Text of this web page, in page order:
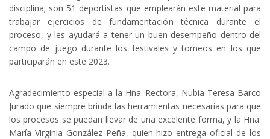
disciplina; son 51 deportistas que emplearán este material para
trabajar ejercicios de fundamentación técnica durante el
proceso, y les ayudará a tener un buen desempeño dentro del
campo de juego durante los festivales y torneos en los que
participarán en este 2023.
Agradecimiento especial a la Hna. Rectora, Nubia Teresa Barco
Jurado que siempre brinda las herramientas necesarias para que
los procesos se puedan llevar de una excelente forma, y la Hna.
María Virginia González Peña, quien hizo entrega oficial de los